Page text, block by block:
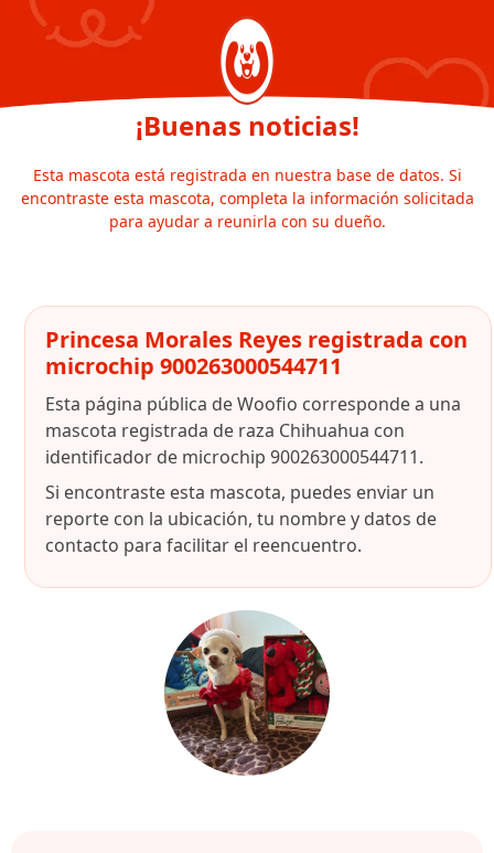
¡Buenas noticias!
Esta mascota está registrada en nuestra base de datos. Si
encontraste esta mascota, completa la información solicitada
para ayudar a reunirla con su dueño.
Princesa Morales Reyes registrada con
microchip 900263000544711
Esta página pública de Woofio corresponde a una
mascota registrada de raza Chihuahua con
identificador de microchip 900263000544711.
Si encontraste esta mascota, puedes enviar un
reporte con la ubicación, tu nombre y datos de
contacto para facilitar el reencuentro.